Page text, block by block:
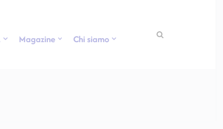
Magazine Chi siamo